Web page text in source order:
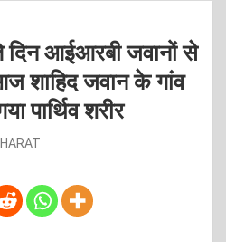
दिन आईआरबी जवानों से
शाहिद जवान के गांव
पार्थिव शरीर